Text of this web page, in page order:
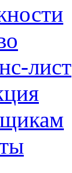
лист